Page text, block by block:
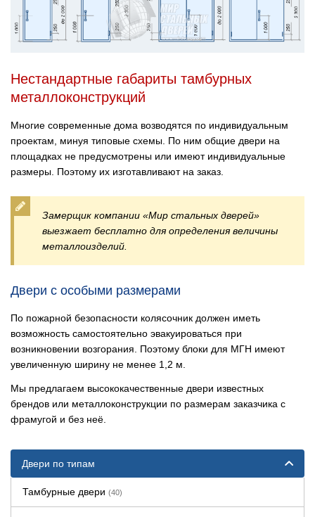
Нестандартные габариты тамбурных
металлоконструкций
Многие современные дома возводятся по индивидуальным
проектам, минуя типовые схемы. По ним общие двери на
площадках не предусмотрены или имеют индивидуальные
размеры. Поэтому их изготавливают на заказ.
Замерщик компании «Мир стальных дверей»
выезжает бесплатно для определения величины
металлоизделий.
Двери с особыми размерами
По пожарной безопасности колясочник должен иметь
возможность самостоятельно эвакуироваться при
возникновении возгорания. Поэтому блоки для МГН имеют
увеличенную ширину не менее 1,2 м.
Мы предлагаем высококачественные двери известных
брендов или металлоконструкции по размерам заказчика с
фрамугой и без неё.
Двери по типам
Тамбурные двери (40)